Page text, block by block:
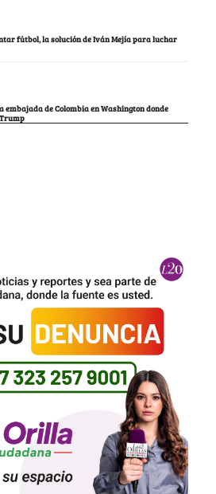
fútbol, la solución de Iván Mejía para luchar
embajada de Colombia en Washington donde